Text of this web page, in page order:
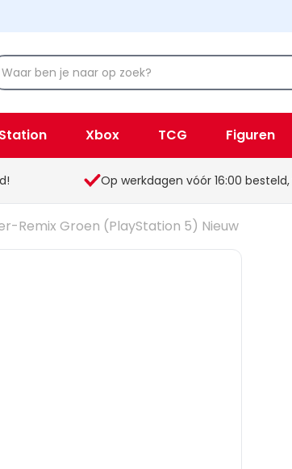
Xbox TCG Figuren
Op werkdagen vóór 16:00 besteld,
Remix Groen (PlayStation 5) Nieuw